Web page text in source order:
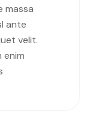
massa
ante
velit.
enim